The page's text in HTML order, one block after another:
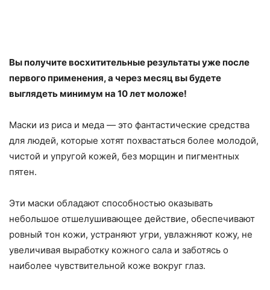
Вы получите восхитительные результаты уже после
первого применения, а через месяц вы будете
выглядеть минимум на 10 лет моложе!
Маски из риса и меда — это фантастические средства
для людей, которые хотят похвастаться более молодой,
чистой и упругой кожей, без морщин и пигментных
пятен.
Эти маски обладают способностью оказывать
небольшое отшелушивающее действие, обеспечивают
ровный тон кожи, устраняют угри, увлажняют кожу, не
увеличивая выработку кожного сала и заботясь о
наиболее чувствительной коже вокруг глаз.